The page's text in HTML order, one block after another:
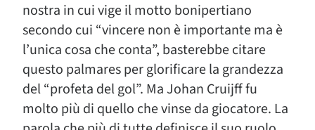
nostra in cui vige il motto bonipertiano
secondo cui “vincere non è importante ma è
l’unica cosa che conta”, basterebbe citare
questo palmares per glorificare la grandezza
del “profeta del gol”. Ma Johan Cruijff fu
molto più di quello che vinse da giocatore. La